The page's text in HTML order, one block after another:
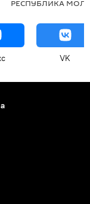
РЕСПУБЛИКА
VK